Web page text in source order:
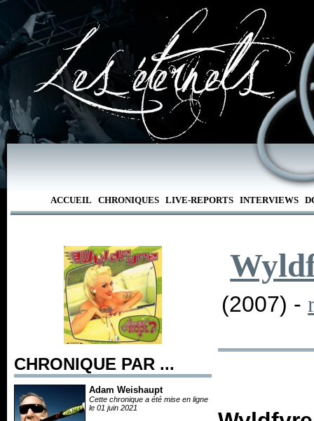
ACCUEIL CHRONIQUES LIVE-REPORTS INTERVIEWS
CHRONIQUE PAR ...
Adam Weishaupt
Cette chronique a été mise en ligne
le 01 juin 2021
(2007) -